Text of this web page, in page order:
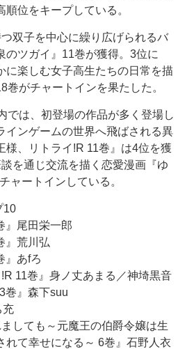
位をキープしている。
双子を中心に繰り広げられるバ
のツガイ』11巻が獲得。3位に
に楽しむ女子高生たちの日常を描
がチャートインを果たした。
は、初登場の作品が多く登場し
インゲームの世界へ飛ばされる異
様、リトライ!R 11巻』は4位を獲
を通じ交流を描く恋愛漫画『ゆ
ャートインしている。
10
』尾田栄一郎
』荒川弘
』あfろ
11巻』身ノ丈あまる／神埼黒音
巻』森下suu
充
しても～元魔王の伯爵令嬢は生
れて幸せになる～ 6巻』石野人衣